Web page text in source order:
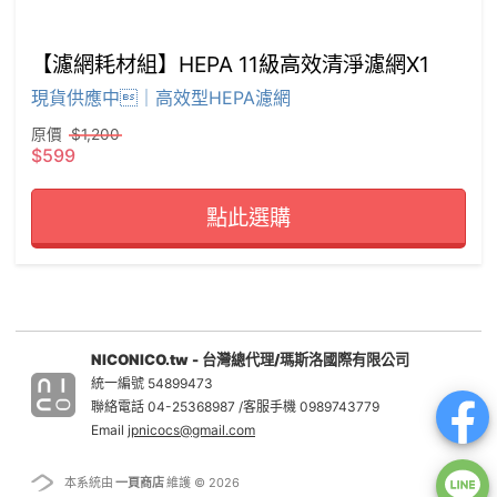
【濾網耗材組】HEPA 11級高效清淨濾網X1
現貨供應中｜高效型HEPA濾網
原價 $1,200
$599
點此選購
NICONICO.tw - 台灣總代理/瑪斯洛國際有限公司
統一編號 54899473
聯絡電話 04-25368987 /客服手機 0989743779
Email jpnicocs@gmail.com
本系統由 一頁商店維護 © 2026